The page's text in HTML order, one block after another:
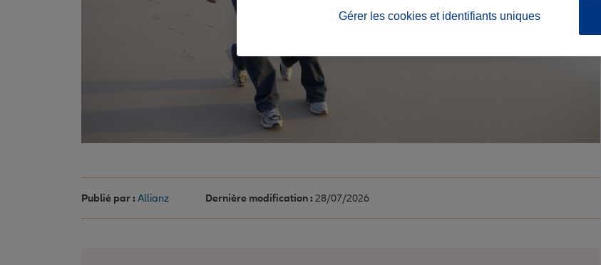
Publié par : Allianz Dernière modification : 28/07/2026
Gérer les cookies et identifiants uniques